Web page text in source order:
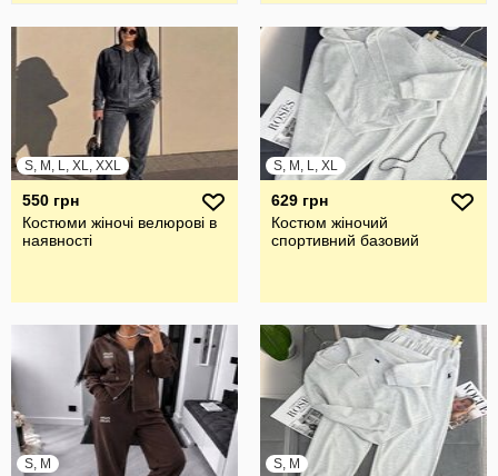
S, M, L, XL, XXL
550 грн
Костюми жіночі велюрові в
наявності
S, M, L, XL
629 грн
Костюм жіночий
спортивний базовий
S, M S, M